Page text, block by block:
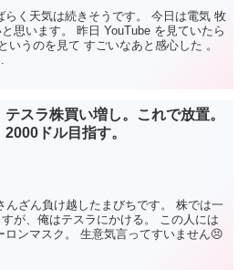
らく天気は続きそうです。 今日は電気 牧
思います。 昨日 YouTube を見ていたら
いうのを見て すごいなあと感心した 。
テスラ株買い増し。これで放置。
2000ドル目指す。
んざん負け越したまびちです。 株では一
が、俺はテスラにかける。 この人には
ロンマスク。 生意気言ってすいません😣